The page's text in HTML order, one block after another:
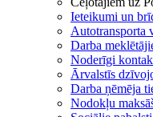
Ieteikumi un
Autotransporta
Darba
Noderīgi
Ārvalstīs
Darba ņēmēja
Nodokļu